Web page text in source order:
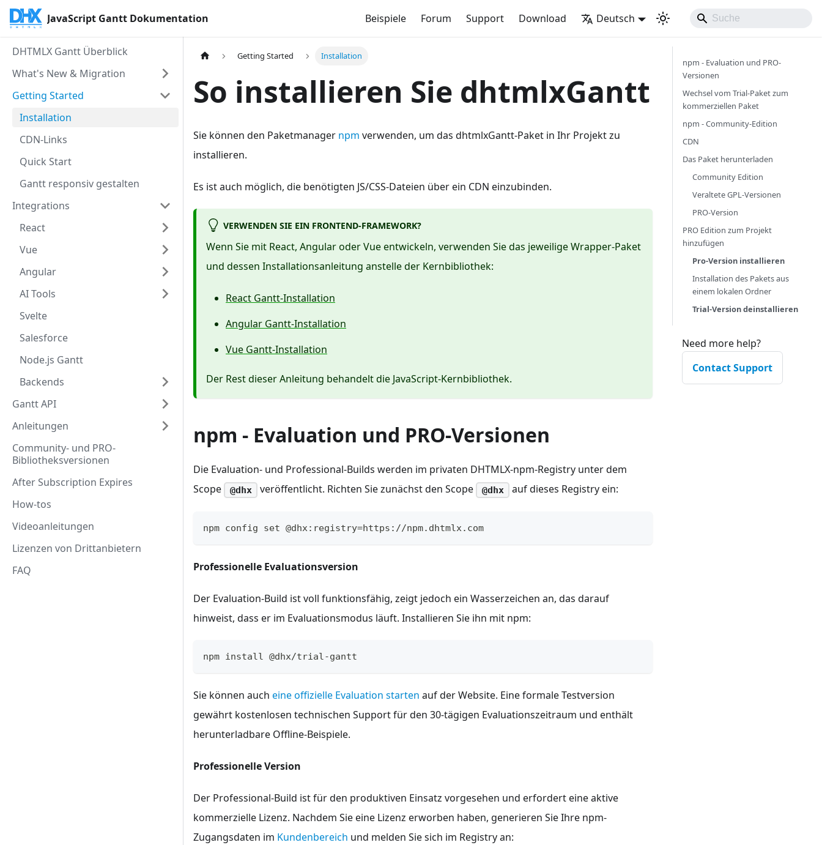
JavaScript Gantt Dokumentation Beispiele Forum Support Download Deutsch
DHTMLX Gantt Überblick
What's New & Migration
Getting Started
Installation
CDN-Links
Quick Start
Gantt responsiv gestalten
Integrations
React
Vue
Angular
AI Tools
Svelte
Salesforce
Node.js Gantt
Backends
Gantt API
Anleitungen
Community- und PRO-
Bibliotheksversionen
After Subscription Expires
How-tos
Videoanleitungen
Lizenzen von Drittanbietern
FAQ
Getting Started Installation
So installieren Sie dhtmlxGantt
Sie können den Paketmanager npm verwenden, um das dhtmlxGantt-Paket in Ihr Projekt zu
installieren.
Es ist auch möglich, die benötigten JS/CSS-Dateien über ein CDN einzubinden.
VERWENDEN SIE EIN FRONTEND-FRAMEWORK?
Wenn Sie mit React, Angular oder Vue entwickeln, verwenden Sie das jeweilige Wrapper-Paket
und dessen Installationsanleitung anstelle der Kernbibliothek:
React Gantt-Installation
Angular Gantt-Installation
Vue Gantt-Installation
Der Rest dieser Anleitung behandelt die JavaScript-Kernbibliothek.
npm - Evaluation und PRO-Versionen
Die Evaluation- und Professional-Builds werden im privaten DHTMLX-npm-Registry unter dem
Scope
@dhx veröffentlicht. Richten Sie zunächst den Scope @dhx auf dieses Registry ein:
npm config set @dhx:registry=https://npm.dhtmlx.com
Professionelle Evaluationsversion
Der Evaluation-Build ist voll funktionsfähig, zeigt jedoch ein Wasserzeichen an, das darauf
hinweist, dass er im Evaluationsmodus läuft. Installieren Sie ihn mit npm:
npm install @dhx/trial-gantt
Sie können auch eine offizielle Evaluation starten auf der Website. Eine formale Testversion
gewährt kostenlosen technischen Support für den 30-tägigen Evaluationszeitraum und enthält
herunterladbare Offline-Beispiele.
Professionelle Version
Der Professional-Build ist für den produktiven Einsatz vorgesehen und erfordert eine aktive
kommerzielle Lizenz. Nachdem Sie eine Lizenz erworben haben, generieren Sie Ihre npm-
Zugangsdaten im Kundenbereich und melden Sie sich im Registry an:
npm - Evaluation und PRO-
Versionen
Wechsel vom Trial-Paket zum
kommerziellen Paket
npm - Community-Edition
CDN
Das Paket herunterladen
Community Edition
Veraltete GPL-Versionen
PRO-Version
PRO Edition zum Projekt
hinzufügen
Pro-Version installieren
Installation des Pakets aus
einem lokalen Ordner
Trial-Version deinstallieren
Need more help?
Contact Support